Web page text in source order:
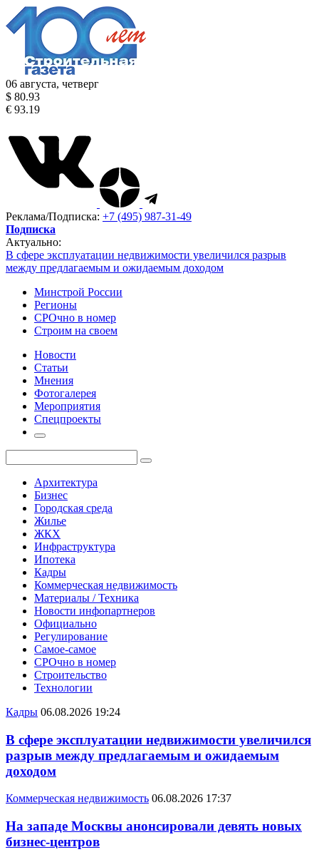
06 августа, четверг
$ 80.93
€ 93.19
Реклама/Подписка: +7 (495) 987-31-49
Подписка
Актуально:
В сфере эксплуатации недвижимости увеличился разрыв
между предлагаемым и ожидаемым доходом
Минстрой России
Регионы
СРОчно в номер
Строим на своем
Новости
Статьи
Мнения
Фотогалерея
Мероприятия
Спецпроекты
Архитектура
Бизнес
Городская среда
Жилье
ЖКХ
Инфраструктура
Ипотека
Кадры
Коммерческая недвижимость
Материалы / Техника
Новости инфопартнеров
Официально
Регулирование
Самое-самое
СРОчно в номер
Строительство
Технологии
Кадры 06.08.2026 19:24
В сфере эксплуатации недвижимости увеличился
разрыв между предлагаемым и ожидаемым
доходом
Коммерческая недвижимость 06.08.2026 17:37
На западе Москвы анонсировали девять новых
бизнес-центров